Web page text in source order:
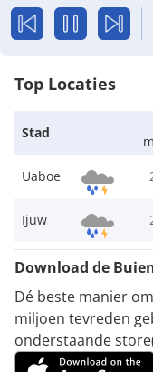
Top Locaties
Stad
Uaboe
Ijuw
Download de
Dé beste manier
miljoen tevreden
onderstaande